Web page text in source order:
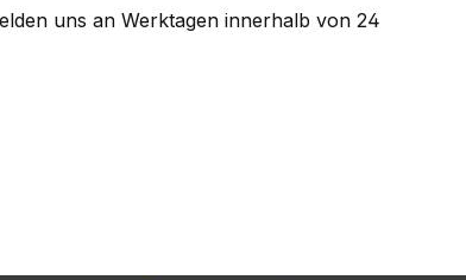
uns an Werktagen innerhalb von 24